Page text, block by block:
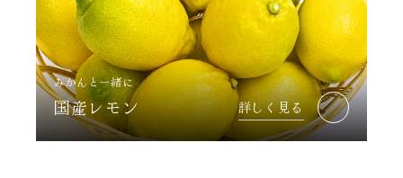
みかんと一緒に
国産レモン 詳しく見る